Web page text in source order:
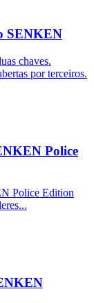
SENKEN
chaves.
por terceiros.
Police
Police Edition